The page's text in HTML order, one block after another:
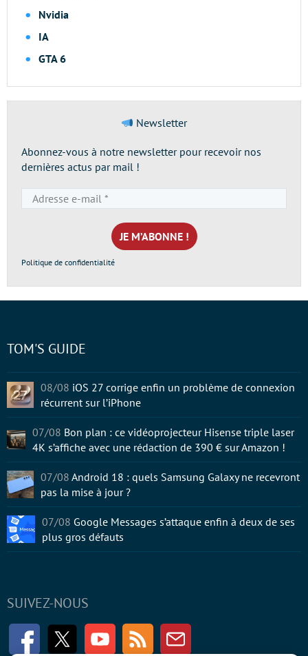
Nvidia
IA
GTA 6
Newsletter
Abonnez-vous à notre newsletter pour recevoir nos
dernières actus par mail !
e-
mail
*
Politique de confidentialité
SUIVEZ-NOUS
FacebookTwitter Youtube RSS Newsletter
TOM'S GUIDE
08/08 iOS 27 corrige enfin un problème de connexion
récurrent sur l’iPhone
07/08 Bon plan : ce vidéoprojecteur Hisense triple laser
4K s’affiche avec une rédaction de 390 € sur Amazon !
07/08 Android 18 : quels Samsung Galaxy ne recevront
pas la mise à jour ?
07/08 Google Messages s’attaque enfin à deux de ses
plus gros défauts